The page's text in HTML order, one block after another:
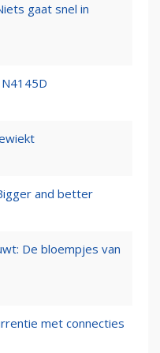
gaat snel in
and better
De bloempjes van
met connecties